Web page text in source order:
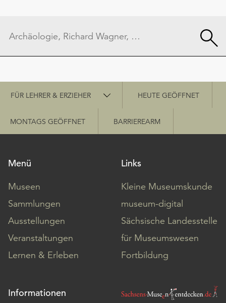
Schnellzugriff
FÜR LEHRER & ERZIEHER HEUTE GEÖFFNET
MONTAGS GEÖFFNET BARRIEREARM
Menü
Museen
Sammlungen
Ausstellungen
Veranstaltungen
Lernen & Erleben
Links
Kleine Museumskunde
museum-digital
Sächsische Landesstelle
für Museumswesen
Fortbildung
Informationen